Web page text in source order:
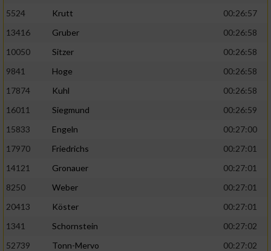
5524
Krutt
00:26:57
13416
Gruber
00:26:58
10050
Sitzer
00:26:58
9841
Hoge
00:26:58
17874
Kuhl
00:26:58
16011
Siegmund
00:26:59
15833
Engeln
00:27:00
17970
Friedrichs
00:27:01
14121
Gronauer
00:27:01
8250
Weber
00:27:01
20413
Köster
00:27:01
1341
Schornstein
00:27:02
52739
Tonn-Mervo
00:27:02